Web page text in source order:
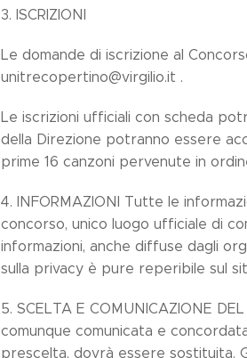
3. ISCRIZIONI
Le domande di iscrizione al
unitrecopertino@virgilio.it .
Le iscrizioni ufficiali con scheda
della Direzione potranno essere
prime 16 canzoni pervenute in
4. INFORMAZIONI Tutte le
concorso, unico luogo ufficiale di
informazioni, anche diffuse dagli
sulla privacy è pure reperibile sul
5. SCELTA E COMUNICAZIONE
comunque comunicata e
prescelta, dovrà essere sostituita.